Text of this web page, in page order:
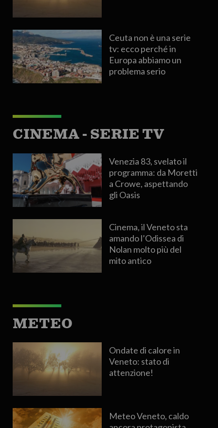
Ceuta non è una serie
tv: ecco perché in
Europa abbiamo un
problema serio
CINEMA - SERIE TV
Venezia 83, svelato il
programma: da Moretti
a Crowe, aspettando
gli Oasis
Cinema, il Veneto sta
amando l’Odissea di
Nolan molto più del
mito antico
METEO
Ondate di calore in
Veneto: stato di
attenzione!
Meteo Veneto, caldo